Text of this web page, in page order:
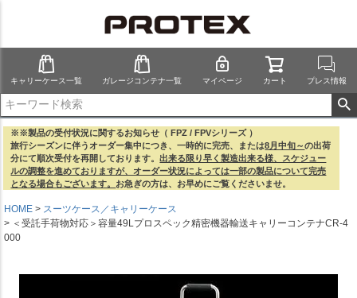
キャリーケース一覧 ガレージコンテナ一覧 マイページ カート プレス情報
※※製品の受付状況に関するお知らせ（ FPZ / FPVシリーズ ）
旅行シーズンに伴うオーダー集中につき、一時的に完売、または8月中旬～の出荷
分にて順次受付を再開しております。出来る限り早く製造出来る様、スケジュー
ルの調整を進めておりますが、オーダー状況によっては一部の製品について完売
となる場合もございます。 お急ぎの方は、お早めにご覧くださいませ。
HOME
スーツケース／キャリーケース
＜受託手荷物対応＞容量49Lプロスペック精密機器輸送キャリーコンテナCR-4
000